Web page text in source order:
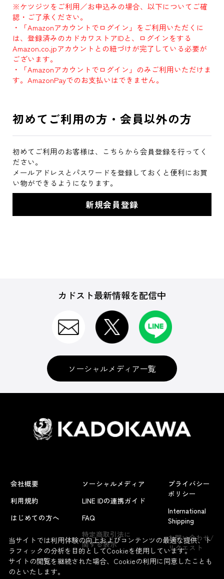
※ケツジツをご利用／お申込みの場合、以下についてご確
認・ご了承ください。
・「Amazonアカウントでログイン」をご利用いただくに
は、登録済みのカドカワストアIDと、ログインをする
Amazon.co.jpアカウントとの紐づけが完了している必要が
ございます。
・「Amazonアカウントでログイン」のみご利用いただけま
す。AmazonPayでのお支払いはできません。
初めてご利用の方・会員以外の方
初めてご利用のお客様は、こちらから会員登録を行ってく
ださい。
メールアドレスとパスワードを登録しておくと便利にお買
い物ができるようになります。
カドスト最新情報を配信中
ソーシャルメディア一覧
会社概要
利用規約
はじめての方へ
ソーシャルメディア
LINE IDの連携ガイド
FAQ
特定商取引法に
関する表示
プライバシー
ポリシー
International
Shipping
お問い合わせ/
リクエスト
当サイトでは利用体験の向上およびコンテンツの最適な提供、ト
ラフィックの分析を目的としてCookieを使用しています。
サイトの閲覧を継続された場合、Cookieの利用に同意したことも
のといたします。